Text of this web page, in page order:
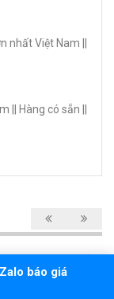
Việt Nam ||
|| Hàng có sẵn ||
báo giá